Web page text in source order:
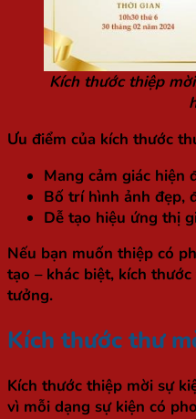
Kích thước thiệp
Ưu điểm của kích thước
Mang cảm giác hiện
Bố trí hình ảnh đẹp,
Dễ tạo hiệu ứng thị
Nếu bạn muốn thiệp có
tạo – khác biệt, kích
tưởng.
Kích thước thư
Kích thước thiệp mời sự
vì mỗi dạng sự kiện có